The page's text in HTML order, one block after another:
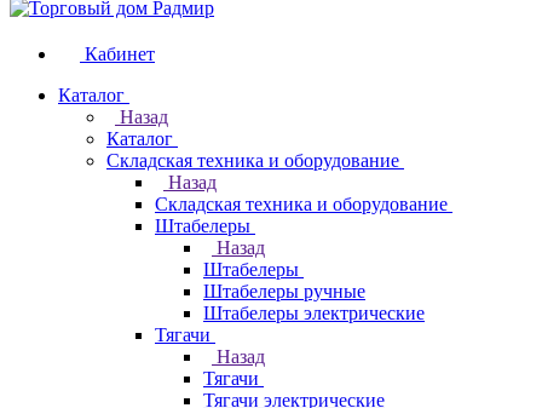
Кабинет
Каталог
Назад
Каталог
Складская техника и оборудование
Назад
Складская техника и оборудование
Штабелеры
Назад
Штабелеры
Штабелеры ручные
Штабелеры электрические
Тягачи
Назад
Тягачи
Тягачи электрические